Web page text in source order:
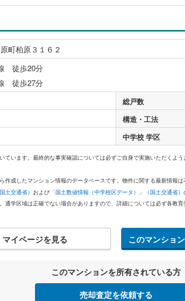
町柏原３１６２
徒歩20分
徒歩27分
総戸数
構造・工法
中学校 学区
います。最終的な事実確認については必ずご自身で実施いただくよう
成したマンション情報のデータベースです。物件に関する最新情報は
土交通省） および 「国土数値情報（中学校区データ）」（国土交通省）
学区域は正確でない場合がありますので、詳細については必ず各教育
マイページを見る このマンショ
このマンションを所有されている方
売却査定を依頼する